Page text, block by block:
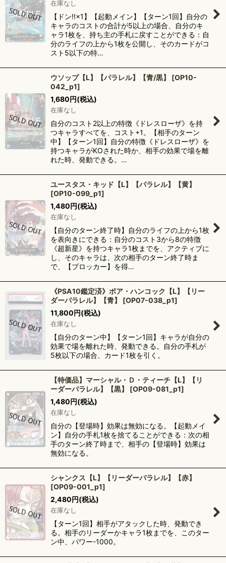
在庫なし
【ドン!!×1】【起動メイン】【ターン1回】自分の
キャラのコストの合計が5以上の場合、自分のキ
ャラ1枚を、持ち主の手札に戻すことができる：自
分のライフの上から1枚を公開し、そのカードがコ
スト5以下の特…
ウソップ【L】【パラレル】【青/黒】 [OP10-
042_p1]
1,680円(税込)
在庫なし
自分のコスト2以上の特徴《ドレスローザ》を持
つキャラすべてを、コスト+1。【相手のターン
中】【ターン1回】自分の特徴《ドレスローザ》を
持つキャラがKOされた時か、相手の効果で場を離
れた時、発動できる。…
ユースタス・キッド【L】【パラレル】【黄】
[OP10-099_p1]
1,480円(税込)
在庫なし
【自分のターン終了時】自分のライフの上から1枚
を表向きにできる：自分のコスト3から8の特徴
《超新星》を持つキャラ1枚までを、アクティブに
し、そのキャラは、次の相手のターン終了時ま
で、【ブロッカー】を得…
《PSA10鑑定済》ボア・ハンコック【L】【リー
ダーパラレル】【青】
[OP07-038_p1]
11,800円(税込)
在庫なし
【自分のターン中】【ターン1回】キャラが自分の
効果で場を離れた時、発動できる。自分の手札が
5枚以下の場合、カード1枚を引く。
【特価品】マーシャル・Ｄ・ティーチ【L】【リ
ーダーパラレル】【黒】
[OP09-081_p1]
1,480円(税込)
在庫なし
自分の【登場時】効果は無効になる。【起動メイ
ン】自分の手札1枚を捨てることができる：次の相
手のターン終了時まで、相手の【登場時】効果は
無効になる。
シャンクス【L】【リーダーパラレル】【赤】
[OP09-001_p1]
2,480円(税込)
在庫なし
【ターン1回】相手がアタックした時、発動でき
る。相手のリーダーかキャラ1枚までを、このター
ン中、パワー-1000。